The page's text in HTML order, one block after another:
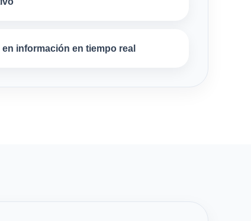
en información en tiempo real